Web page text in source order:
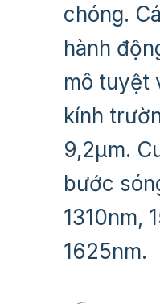
chóng.
hành
mô tuyệt
kính
9,2µm.
bước
1310nm,
1625nm.